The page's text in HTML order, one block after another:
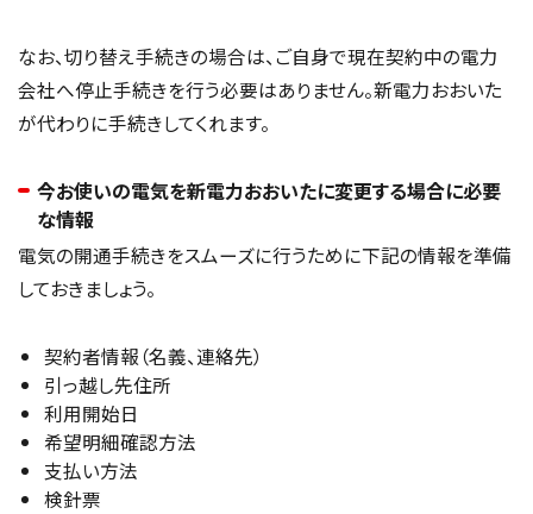
なお、切り替え手続きの場合は、ご自身で現在契約中の電力
会社へ停止手続きを行う必要はありません。新電力おおいた
が代わりに手続きしてくれます。
今お使いの電気を新電力おおいたに変更する場合に必要
な情報
電気の開通手続きをスムーズに行うために下記の情報を準備
しておきましょう。
契約者情報（名義、連絡先）
引っ越し先住所
利用開始日
希望明細確認方法
支払い方法
検針票